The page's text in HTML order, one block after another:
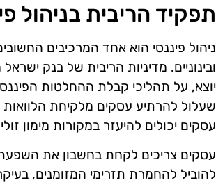
תפקיד הריבית בניהול
ניהול פיננסי הוא אחד המרכיבים
ובינוניים. מדיניות הריבית של בנק
יוצא, על תהליכי קבלת ההחלטות
שעלול להרתיע עסקים מלקיחת
עסקים יכולים להיעזר במקורות מימון
עסקים צריכים לקחת בחשבון את השפעת
להוביל להחמרת תזרימי המזומנים,